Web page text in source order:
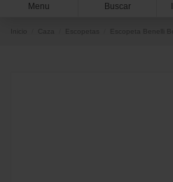
Menu Buscar